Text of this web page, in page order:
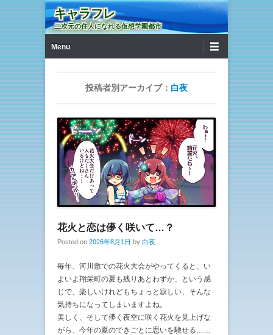
キャラフレ
二次元の住人になれる仮想学園都市
Menu
投稿者別アーカイブ： 白夜
花火と恋は儚く咲いて…？
Posted on 2026年8月1日 by 白夜
毎年、河川敷での花火大会がやってくると、い
よいよ翔栄町の夏も残りあとわずか、という感
じで、楽しいけれどもちょっと寂しい、そんな
気持ちになってしまいますよね。
美しく、そして儚く夜空に咲く花火を見上げな
がら、今年の夏のできごとに思いを馳せる……